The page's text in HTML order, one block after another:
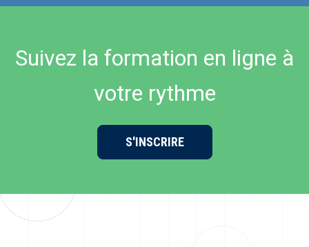
Suivez la formation en ligne à
votre rythme
S'INSCRIRE